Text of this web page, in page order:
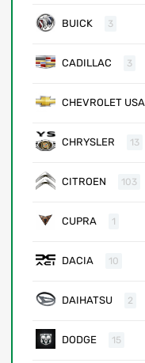
BUICK 3
CADILLAC 3
CHEVROLET USA
CHRYSLER 13
CITROEN 103
CUPRA 1
DACIA 10
DAIHATSU 2
DODGE 15